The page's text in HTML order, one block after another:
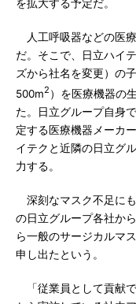
を拡大する予定だ。
人工呼吸器などの医
だ。そこで、日立ハイ
ズから社名を変更）の
500m2 ）を医療機器の
た。日立グループ自身
定する医療機器メーカ
イテクと近隣の日立グ
力する。
深刻なマスク不足に
の日立グループ各社か
ら一般のサージカルマ
申し出たという。
「従業員として貢献